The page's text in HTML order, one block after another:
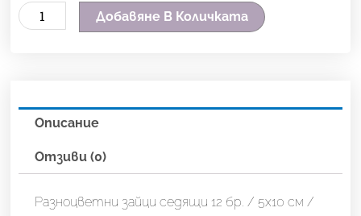
количество
седящи
бр.
/
5х10
Добавяне В Количката
Описание
Отзиви (0)
Разноцветни зайци седящи 12 бр. / 5х10 см /